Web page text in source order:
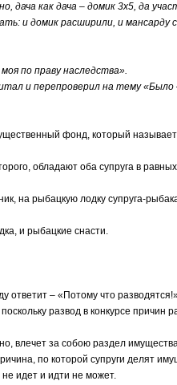
как дача – домик 3х5, да
и домик расширили, и мансарду
по праву наследства».
и перепроверил на тему
фонд, который
обладают оба супруга в
на рыбацкую лодку супруга-
и рыбацкие снасти.
– «Потому что
развод в конкурсе причин
за собою раздел
по которой супруги делят
идет и идти не может.